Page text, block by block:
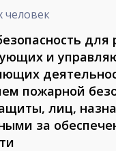
человек
для
и
пожарной
лиц,
за